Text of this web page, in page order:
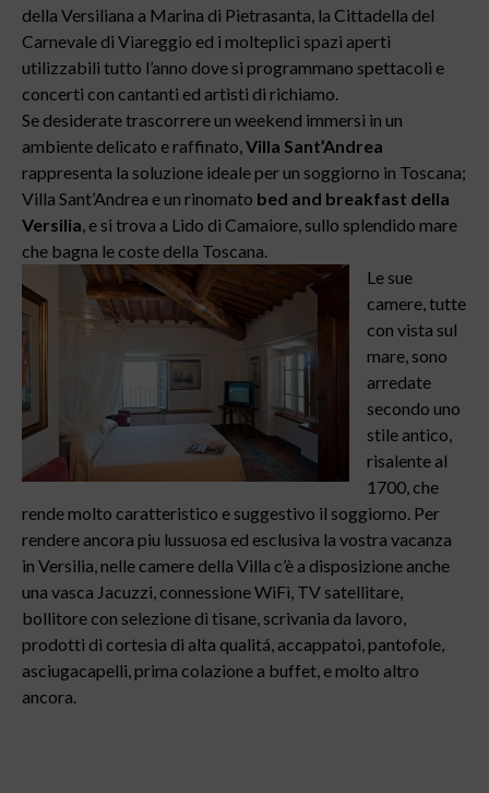
della Versiliana a Marina di Pietrasanta, la Cittadella del
Carnevale di Viareggio ed i molteplici spazi aperti
utilizzabili tutto l’anno dove si programmano spettacoli e
concerti con cantanti ed artisti di richiamo.
Se desiderate trascorrere un weekend immersi in un
ambiente delicato e raffinato,Villa Sant’Andrea
rappresenta la soluzione ideale per un soggiorno in Toscana;
Villa Sant’Andrea e un rinomato bed and breakfast della
Versilia, e si trova a Lido di Camaiore, sullo splendido mare
che bagna le coste della Toscana.
Le sue
camere, tutte
con vista sul
mare, sono
arredate
secondo uno
stile antico,
risalente al
1700, che
rende molto caratteristico e suggestivo il soggiorno. Per
rendere ancora piu lussuosa ed esclusiva la vostra vacanza
in Versilia, nelle camere della Villa c’è a disposizione anche
una vasca Jacuzzi, connessione WiFi, TV satellitare,
bollitore con selezione di tisane, scrivania da lavoro,
prodotti di cortesia di alta qualitá, accappatoi, pantofole,
asciugacapelli, prima colazione a buffet, e molto altro
ancora.